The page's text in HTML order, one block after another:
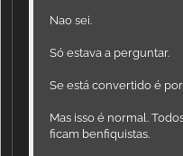
Nao sei.
Só estava a perguntar.
Se está convertido é
Mas isso é normal.
ficam benfiquistas.